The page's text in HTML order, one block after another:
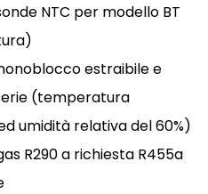
NTC per modello BT
estraibile e
(temperatura
umidità relativa del 60%)
R290 a richiesta R455a